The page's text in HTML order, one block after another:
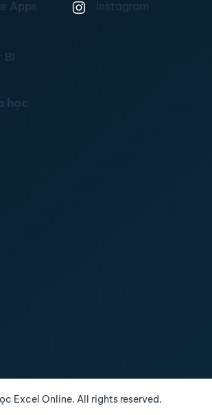
Apps
BI
Instagram
học
Excel Online. All rights reserved.